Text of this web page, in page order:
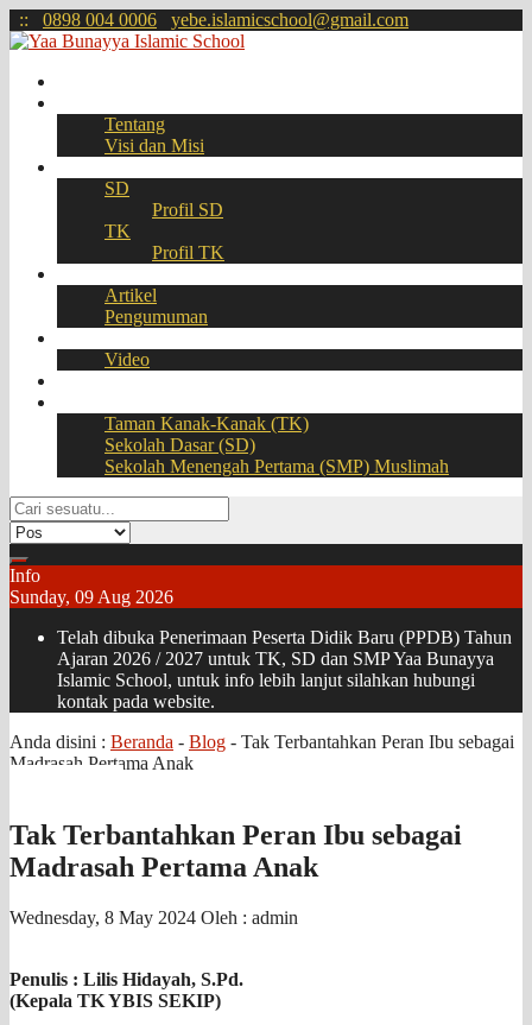
:: 0898 004 0006 yebe.islamicschool@gmail.com
Tentang
Visi dan Misi
SD
Profil SD
TK
Profil TK
Artikel
Pengumuman
Video
Taman Kanak-Kanak (TK)
Sekolah Dasar (SD)
Sekolah Menengah Pertama (SMP) Muslimah
Info
Sunday, 09 Aug 2026
Telah dibuka Penerimaan Peserta Didik Baru (PPDB) Tahun
Ajaran 2026 / 2027 untuk TK, SD dan SMP Yaa Bunayya
Islamic School, untuk info lebih lanjut silahkan hubungi
kontak pada website.
Anda disini : Beranda - Blog - Tak Terbantahkan Peran Ibu sebagai
Madrasah Pertama Anak
Tak Terbantahkan Peran Ibu sebagai
Madrasah Pertama Anak
Wednesday, 8 May 2024 Oleh : admin
Penulis : Lilis Hidayah, S.Pd.
(Kepala TK YBIS SEKIP)